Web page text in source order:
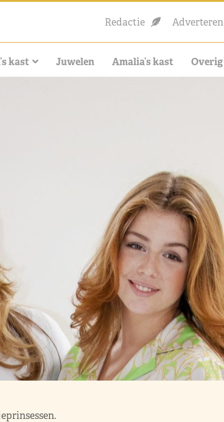
Redactie Adverteren
kast Juwelen Amalia’s kast Overig